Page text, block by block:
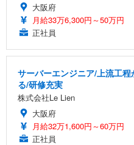
大阪府
月給33万6,300円～50万円
正社員
サーバーエンジニア/上流工
る/研修充実
株式会社Le Lien
大阪府
月給32万1,600円～60万円
正社員